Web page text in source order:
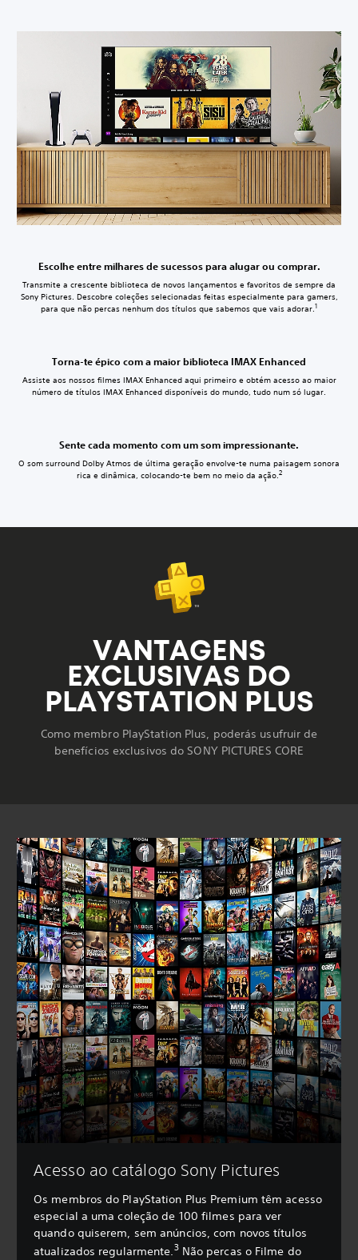
Escolhe entre milhares de sucessos para alugar ou comprar.
Transmite a crescente biblioteca de novos lançamentos e favoritos de sempre da
Sony Pictures. Descobre coleções selecionadas feitas especialmente para gamers,
para que não percas nenhum dos títulos que sabemos que vais adorar.1
Torna-te épico com a maior biblioteca IMAX Enhanced
Assiste aos nossos filmes IMAX Enhanced aqui primeiro e obtém acesso ao maior
número de títulos IMAX Enhanced disponíveis do mundo, tudo num só lugar.
Sente cada momento com um som impressionante.
O som surround Dolby Atmos de última geração envolve-te numa paisagem sonora
rica e dinâmica, colocando-te bem no meio da ação.2
VANTAGENS
EXCLUSIVAS DO
PLAYSTATION PLUS
Como membro PlayStation Plus, poderás usufruir de
benefícios exclusivos do SONY PICTURES CORE
Acesso ao catálogo Sony Pictures
Os membros do PlayStation Plus Premium têm acesso
especial a uma coleção de 100 filmes para ver
quando quiserem, sem anúncios, com novos títulos
atualizados regularmente.3Não percas o Filme do